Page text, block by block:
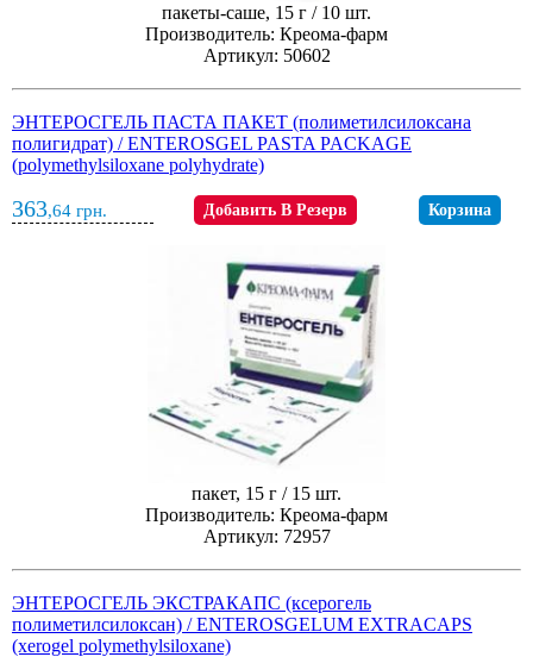
пакеты-саше, 15 г / 10 шт.
Производитель: Креома-фарм
Артикул: 50602
ЭНТЕРОСГЕЛЬ ПАСТА ПАКЕТ (полиметилсилоксана
полигидрат) / ENTEROSGEL PASTA PACKAGE
(polymethylsiloxane polyhydrate)
363,64 грн. Добавить В Резерв Корзина
пакет, 15 г / 15 шт.
Производитель: Креома-фарм
Артикул: 72957
ЭНТЕРОСГЕЛЬ ЭКСТРАКАПС (ксерогель
полиметилсилоксан) / ENTEROSGELUM EXTRACAPS
(xerogel polymethylsiloxane)